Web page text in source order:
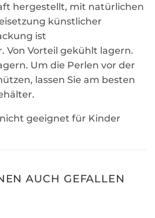
hergestellt, mit natürlichen
künstlicher
ist
Von Vorteil gekühlt lagern.
Um die Perlen vor der
lassen Sie am besten
geeignet für Kinder
AUCH GEFALLEN